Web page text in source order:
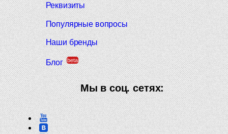
Реквизиты
Популярные вопросы
Наши бренды
Блог beta
Мы в соц. сетях: